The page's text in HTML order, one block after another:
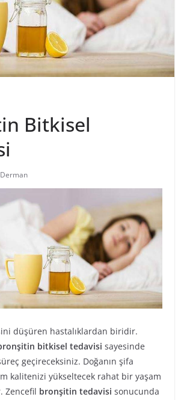
Bitkisel
Derman
düşüren hastalıklardan biridir.
bitkisel tedavisi sayesinde
geçireceksiniz. Doğanın şifa
kalitenizi yükseltecek rahat bir yaşam
Zencefil bronşitin tedavisi sonucunda